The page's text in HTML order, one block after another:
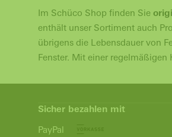
Im Schüco Shop finden Sie
enthält unser Sortiment auch
übrigens die Lebensdauer von
Fenster. Mit einer
Sicher bezahlen mit
PayPal